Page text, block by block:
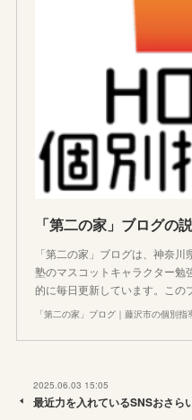
「第二の家」ブログの
「第二の家」ブログは、神奈
塾のマスコットキャラクター勉
的に毎日更新しています。この
「第二の家」ブログ｜藤沢市の個別指
2025.06.03 15:05
最近力を入れているSNSおさら